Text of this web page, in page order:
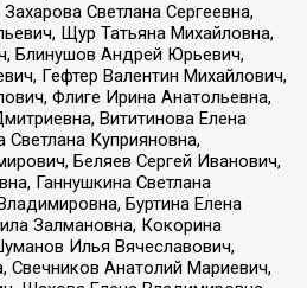
Светлана Сергеевна,
Щур Татьяна Михайловна,
Блинушов Андрей Юрьевич,
Гефтер Валентин Михайлович,
Флиге Ирина Анатольевна,
Вититинова Елена
Куприяновна,
Беляев Сергей Иванович,
Ганнушкина Светлана
Буртина Елена
Залмановна, Кокорина
Илья Вячеславович,
Свечников Анатолий Мариевич,